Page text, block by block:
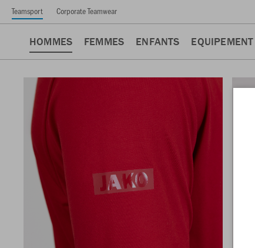
Teamsport Corporate Teamwear
HOMMES FEMMES ENFANTS EQUIPEMENT